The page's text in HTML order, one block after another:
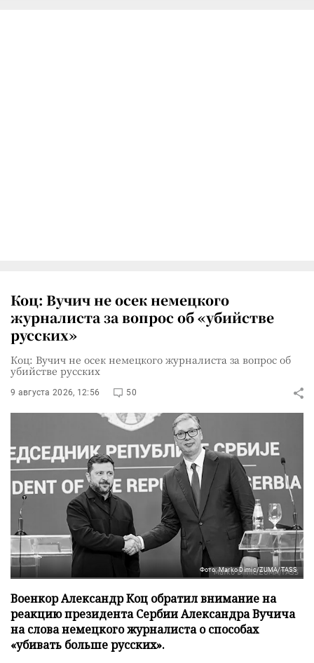
Коц: Вучич не осек немецкого
журналиста за вопрос об «убийстве
русских»
Коц: Вучич не осек немецкого журналиста за вопрос об
убийстве русских
9 августа 2026, 12:56 50
Фото: Marko Dimic/ZUMA/TASS
Военкор Александр Коц обратил внимание на
реакцию президента Сербии Александра Вучича
на слова немецкого журналиста о способах
«убивать больше русских».